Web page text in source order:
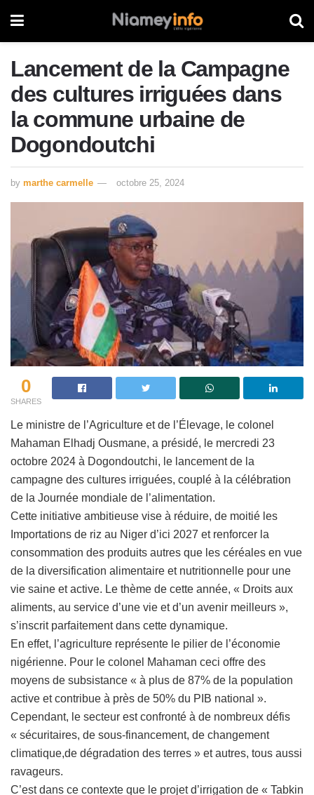
Lancement de la Campagne
des cultures irriguées dans
la commune urbaine de
Dogondoutchi
by marthe carmelle octobre 25, 2024
0
SHARES
Le ministre de l’Agriculture et de l’Élevage, le colonel
Mahaman Elhadj Ousmane, a présidé, le mercredi 23
octobre 2024 à Dogondoutchi, le lancement de la
campagne des cultures irriguées, couplé à la célébration
de la Journée mondiale de l’alimentation.
Cette initiative ambitieuse vise à réduire, de moitié les
Importations de riz au Niger d’ici 2027 et renforcer la
consommation des produits autres que les céréales en vue
de la diversification alimentaire et nutritionnelle pour une
vie saine et active. Le thème de cette année, « Droits aux
aliments, au service d’une vie et d’un avenir meilleurs »,
s’inscrit parfaitement dans cette dynamique.
En effet, l’agriculture représente le pilier de l’économie
nigérienne. Pour le colonel Mahaman ceci offre des
moyens de subsistance « à plus de 87% de la population
active et contribue à près de 50% du PIB national ».
Cependant, le secteur est confronté à de nombreux défis
« sécuritaires, de sous-financement, de changement
climatique,de dégradation des terres » et autres, tous aussi
ravageurs.
C’est dans ce contexte que le projet d’irrigation de « Tabkin